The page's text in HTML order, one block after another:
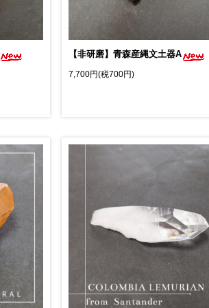
【非研磨】青森産縄文土器A
7,700円(税700円)